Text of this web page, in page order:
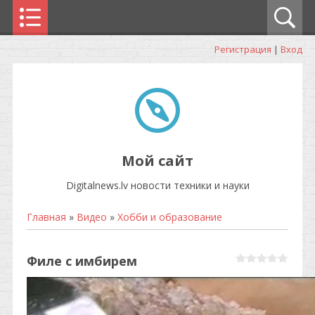
Регистрация | Вход
Мой сайт
Digitalnews.lv новости техники и науки
Главная » Видео » Хобби и образование
Филе с имбирем